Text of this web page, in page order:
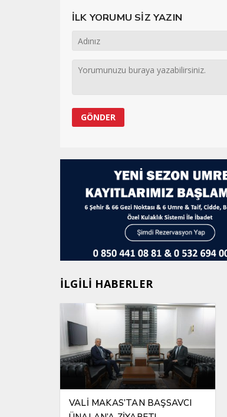
İLK YORUMU SİZ YAZIN
İLGİLİ HABERLER
VALİ MAKAS’TAN BAŞSAVCI